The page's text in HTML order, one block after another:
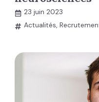
23 juin 2023
Actualités,